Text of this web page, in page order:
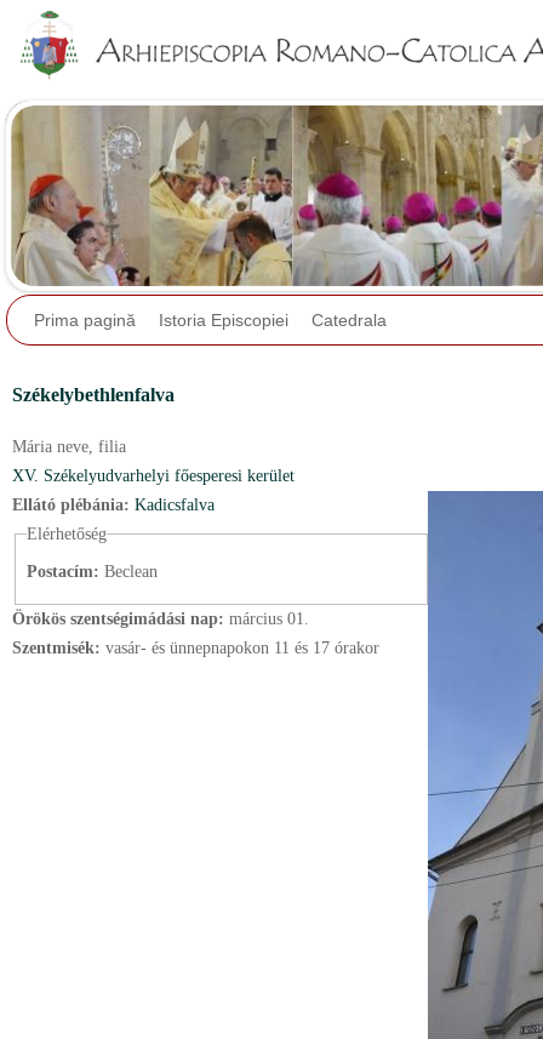
Prima pagină Istoria Episcopiei Catedrala
Székelybethlenfalva
Mária neve, filia
XV. Székelyudvarhelyi főesperesi kerület
Ellátó plébánia: Kadicsfalva
Elérhetőség
Postacím: Beclean
Örökös szentségimádási nap: március 01.
Szentmisék: vasár- és ünnepnapokon 11 és 17 órakor